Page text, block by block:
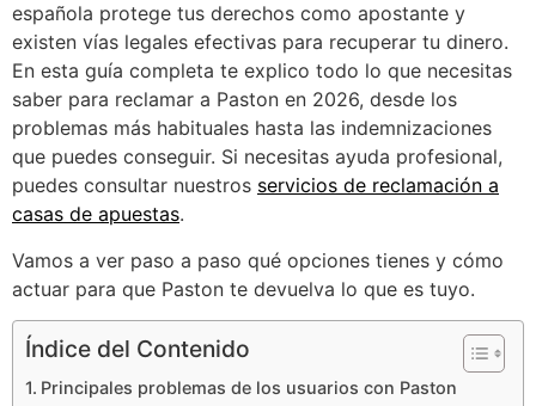
española protege tus derechos como apostante y
existen vías legales efectivas para recuperar tu dinero.
En esta guía completa te explico todo lo que necesitas
saber para reclamar a Paston en 2026, desde los
problemas más habituales hasta las indemnizaciones
que puedes conseguir. Si necesitas ayuda profesional,
puedes consultar nuestros servicios de reclamación a
casas de apuestas.
Vamos a ver paso a paso qué opciones tienes y cómo
actuar para que Paston te devuelva lo que es tuyo.
Índice del Contenido
Principales problemas de los usuarios con Paston